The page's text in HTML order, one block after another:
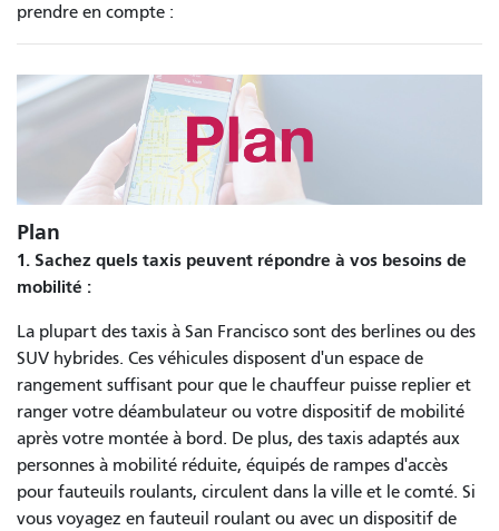
prendre en compte :
Plan
1. Sachez quels taxis peuvent répondre à vos besoins de
mobilité :
La plupart des taxis à San Francisco sont des berlines ou des
SUV hybrides. Ces véhicules disposent d'un espace de
rangement suffisant pour que le chauffeur puisse replier et
ranger votre déambulateur ou votre dispositif de mobilité
après votre montée à bord. De plus, des taxis adaptés aux
personnes à mobilité réduite, équipés de rampes d'accès
pour fauteuils roulants, circulent dans la ville et le comté. Si
vous voyagez en fauteuil roulant ou avec un dispositif de